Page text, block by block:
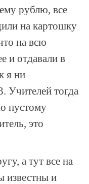
рублю, все
на картошку
на всю
и отдавали в
я ни
Учителей тогда
пустому
это
а тут все на
известны и